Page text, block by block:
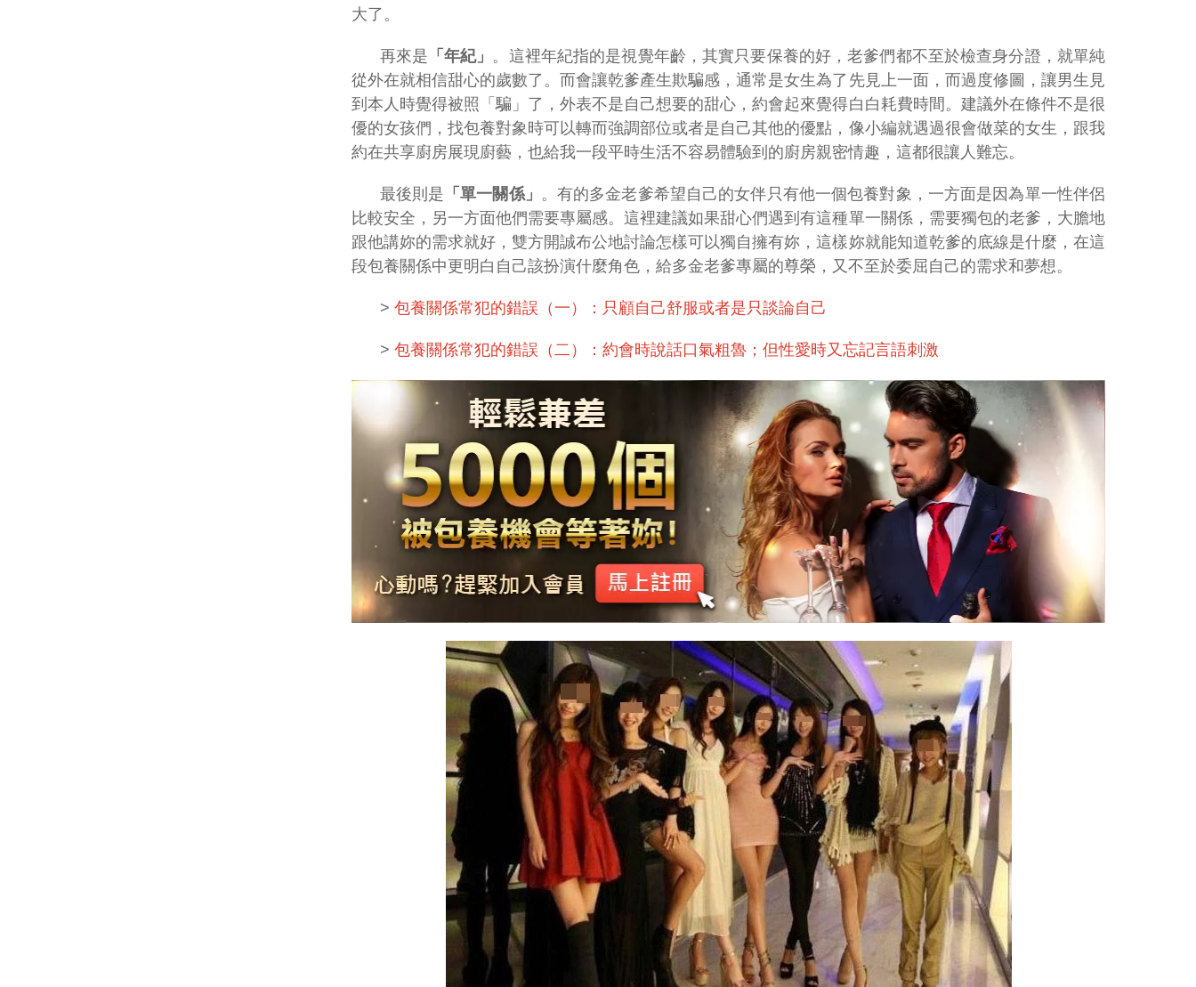
大了。
再來是 「年紀」 。這裡年紀指的是視覺年齡，其實只要保養的好，老爹們都不至於檢查身分證，就單純
從外在就相信甜心的歲數了。而會讓乾爹產生欺騙感，通常是女生為了先見上一面，而過度修圖，讓男生見
到本人時覺得被照「騙」了，外表不是自己想要的甜心，約會起來覺得白白耗費時間。建議外在條件不是很
優的女孩們，找包養對象時可以轉而強調部位或者是自己其他的優點，像小編就遇過很會做菜的女生，跟我
約在共享廚房展現廚藝，也給我一段平時生活不容易體驗到的廚房親密情趣，這都很讓人難忘。
最後則是 「單一關係」 。有的多金老爹希望自己的女伴只有他一個包養對象，一方面是因為單一性伴侶
比較安全，另一方面他們需要專屬感。這裡建議如果甜心們遇到有這種單一關係，需要獨包的老爹，大膽地
跟他講妳的需求就好，雙方開誠布公地討論怎樣可以獨自擁有妳，這樣妳就能知道乾爹的底線是什麼，在這
段包養關係中更明白自己該扮演什麼角色，給多金老爹專屬的尊榮，又不至於委屈自己的需求和夢想。
> 包養關係常犯的錯誤（一）：只顧自己舒服或者是只談論自己
> 包養關係常犯的錯誤（二）：約會時說話口氣粗魯；但性愛時又忘記言語刺激